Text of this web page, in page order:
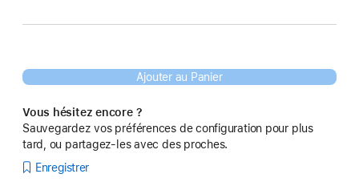
Ajouter au Panier
Vous hésitez encore ?
Sauvegardez vos préférences de configuration pour plus
tard, ou partagez-les avec des proches.
Enregistrer